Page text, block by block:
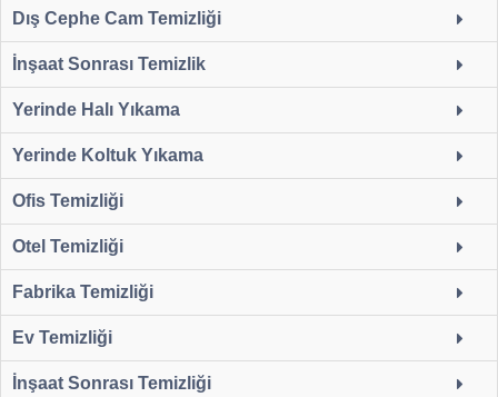
Dış Cephe Cam Temizliği
İnşaat Sonrası Temizlik
Yerinde Halı Yıkama
Yerinde Koltuk Yıkama
Ofis Temizliği
Otel Temizliği
Fabrika Temizliği
Ev Temizliği
İnşaat Sonrası Temizliği